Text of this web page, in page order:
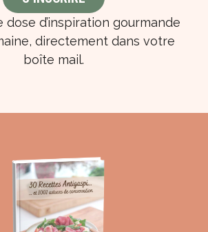
dose d’inspiration gourmande
directement dans votre
boîte mail.